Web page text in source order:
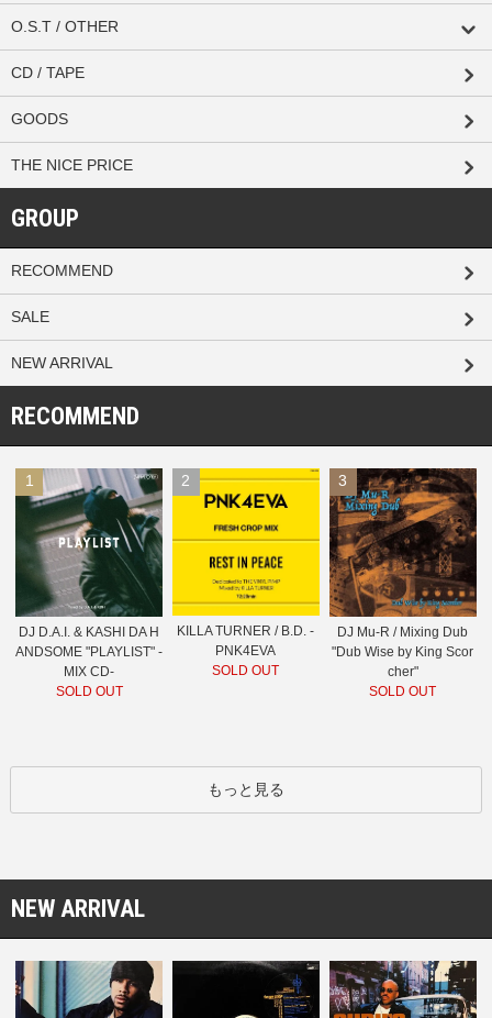
O.S.T / OTHER
CD / TAPE
GOODS
THE NICE PRICE
GROUP
RECOMMEND
SALE
NEW ARRIVAL
RECOMMEND
1
DJ D.A.I. & KASHI DA H
ANDSOME "PLAYLIST" -
MIX CD-
SOLD OUT
2
KILLA TURNER / B.D. -
PNK4EVA
SOLD OUT
3
DJ Mu-R / Mixing Dub
"Dub Wise by King Scor
cher"
SOLD OUT
もっと見る
NEW ARRIVAL